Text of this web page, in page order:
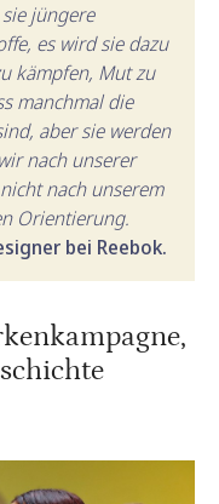
jüngere
es wird sie dazu
kämpfen, Mut zu
manchmal die
aber sie werden
nach unserer
nach unserem
Orientierung.
bei Reebok.